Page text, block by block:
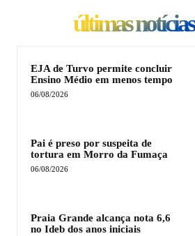
últimas notícias
EJA de Turvo permite concluir
Ensino Médio em menos tempo
06/08/2026
Pai é preso por suspeita de
tortura em Morro da Fumaça
06/08/2026
Praia Grande alcança nota 6,6
no Ideb dos anos iniciais